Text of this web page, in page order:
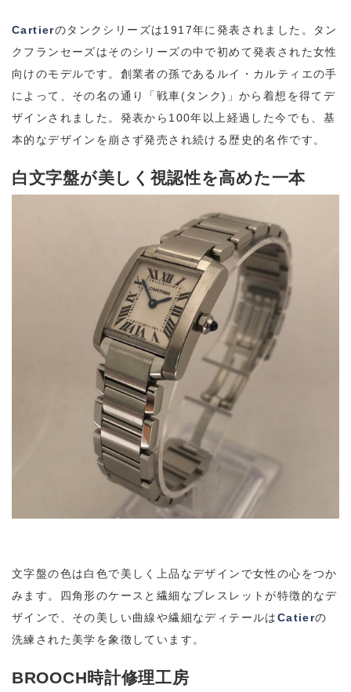
Cartierのタンクシリーズは1917年に発表されました。タン
クフランセーズはそのシリーズの中で初めて発表された女性
向けのモデルです。創業者の孫であるルイ・カルティエの手
によって、その名の通り「戦車(タンク)」から着想を得てデ
ザインされました。発表から100年以上経過した今でも、基
本的なデザインを崩さず発売され続ける歴史的名作です。
白文字盤が美しく視認性を高めた一本
文字盤の色は白色で美しく上品なデザインで女性の心をつか
みます。四角形のケースと繊細なブレスレットが特徴的なデ
ザインで、その美しい曲線や繊細なディテールはCatierの
洗練された美学を象徴しています。
BROOCH時計修理工房